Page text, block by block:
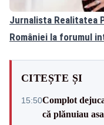
Jurnalista Realitatea
României la forumul
CITEȘTE ȘI
15:50Complot
că plănuiau